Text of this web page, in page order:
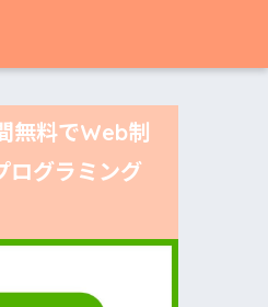
無料でWeb制
ログラミング